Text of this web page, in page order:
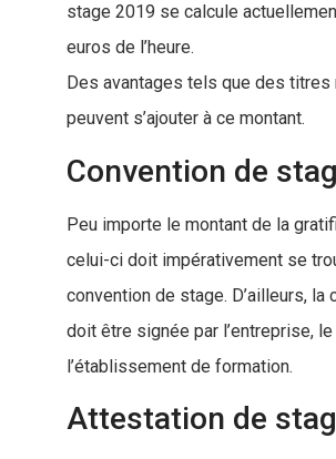
stage 2019 se calcule
euros de l’heure.
Des avantages tels que des titres
peuvent s’ajouter à ce montant.
Convention de
Peu importe le montant de la
celui-ci doit impérativement se
convention de stage. D’ailleurs, la
doit être signée par l’entreprise,
l’établissement de formation.
Attestation de